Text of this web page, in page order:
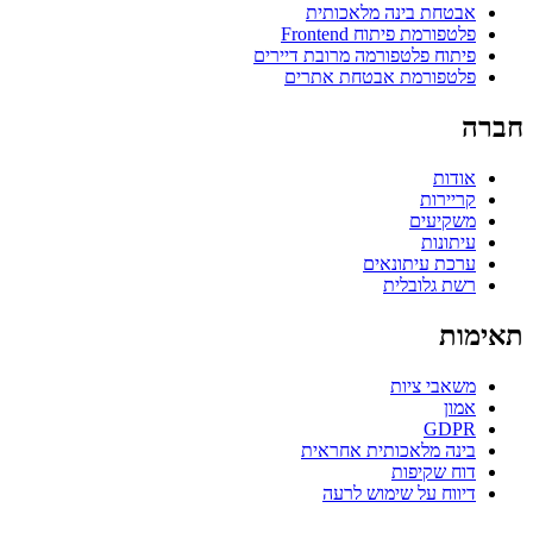
אבטחת בינה מלאכותית
פלטפורמת פיתוח Frontend
פיתוח פלטפורמה מרובת דיירים
פלטפורמת אבטחת אתרים
חברה
אודות
קריירות
משקיעים
עיתונות
ערכת עיתונאים
רשת גלובלית
תאימות
משאבי ציות
אמון
GDPR
בינה מלאכותית אחראית
דוח שקיפות
דיווח על שימוש לרעה